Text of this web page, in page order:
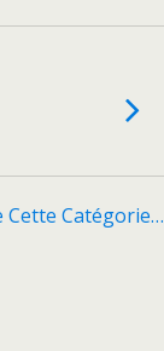
Cette Catégorie…